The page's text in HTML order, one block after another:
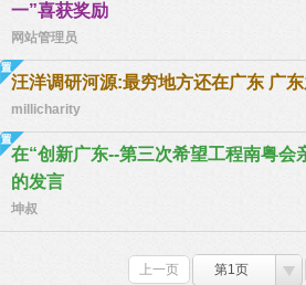
一”喜获奖励
网站管理员
汪洋调研河源:最穷地方还在广东 广
millicharity
在“创新广东--第三次希望工程南粤会
的发言
坤叔
上一页 第1页